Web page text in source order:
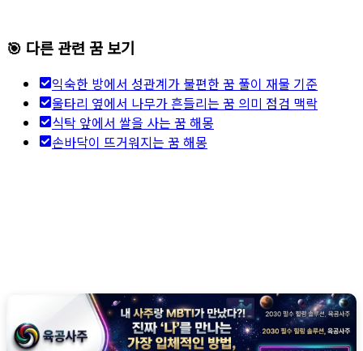
🎯 다른 관련 꿈 보기
익숙한 방에서 성관계가 불편한 꿈 풀이 재물 기준
울타리 옆에서 나무가 흔들리는 꿈 의미 점검 맥락
식탁 앞에서 쌀을 사는 꿈 해몽
손바닥이 뜨거워지는 꿈 해몽